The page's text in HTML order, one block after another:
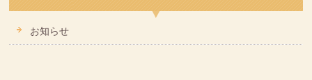
お知らせ